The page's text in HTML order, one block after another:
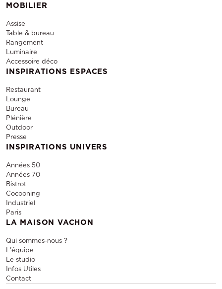
MOBILIER
Assise
Table & bureau
Rangement
Luminaire
Accessoire déco
INSPIRATIONS ESPACES
Restaurant
Lounge
Bureau
Plénière
Outdoor
Presse
INSPIRATIONS UNIVERS
Années 50
Années 70
Bistrot
Cocooning
Industriel
Paris
LA MAISON VACHON
Qui sommes-nous ?
L'équipe
Le studio
Infos Utiles
Contact